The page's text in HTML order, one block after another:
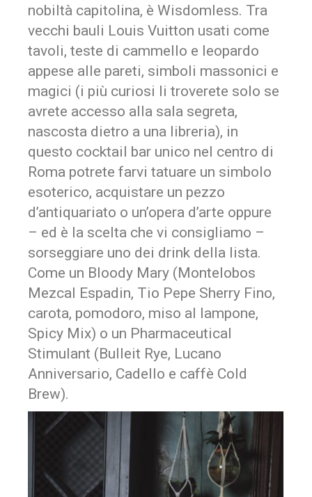
nobiltà capitolina, è Wisdomless. Tra
vecchi bauli Louis Vuitton usati come
tavoli, teste di cammello e leopardo
appese alle pareti, simboli massonici e
magici (i più curiosi li troverete solo se
avrete accesso alla sala segreta,
nascosta dietro a una libreria), in
questo cocktail bar unico nel centro di
Roma potrete farvi tatuare un simbolo
esoterico, acquistare un pezzo
d’antiquariato o un’opera d’arte oppure
– ed è la scelta che vi consigliamo –
sorseggiare uno dei drink della lista.
Come un Bloody Mary (Montelobos
Mezcal Espadin, Tio Pepe Sherry Fino,
carota, pomodoro, miso al lampone,
Spicy Mix) o un Pharmaceutical
Stimulant (Bulleit Rye, Lucano
Anniversario, Cadello e caffè Cold
Brew).